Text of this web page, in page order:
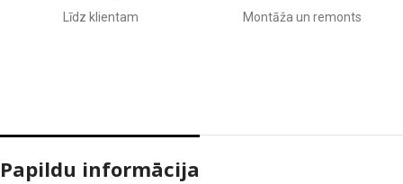
Līdz klientam Montāža un remonts
Papildu informācija